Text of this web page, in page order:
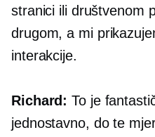
stranici ili društvenom
drugom, a mi
interakcije.
Richard: To je
jednostavno, do te